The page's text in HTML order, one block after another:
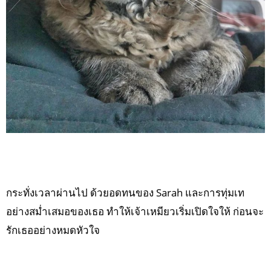
กระทั่งเวลาผ่านไป ด้วยอดทนของ Sarah และการทุ่มเท
อย่างสม่ำเสมอของเธอ ทำให้เจ้าเหมียวเริ่มเปิดใจให้ ก่อนจะ
รักเธออย่างหมดหัวใจ